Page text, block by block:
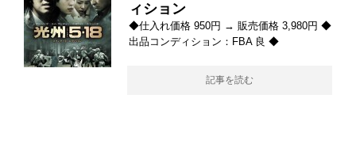
ィション
◆仕入れ価格 950円 → 販売価格 3,980円 ◆
出品コンディション：FBA 良 ◆
記事を読む